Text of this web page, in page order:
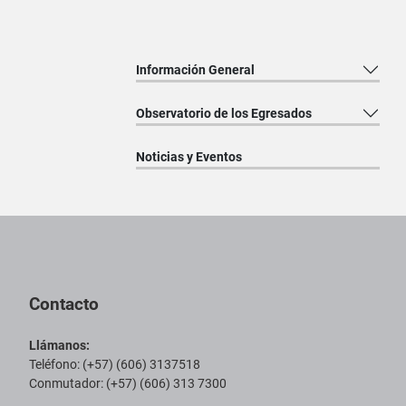
Información General
Observatorio de los Egresados
Noticias y Eventos
Contacto
Llámanos:
Teléfono: (+57) (606) 3137518
Conmutador: (+57) (606) 313 7300